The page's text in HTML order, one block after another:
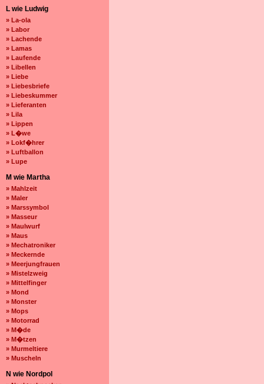
L wie Ludwig
» La-ola
» Labor
» Lachende
» Lamas
» Laufende
» Libellen
» Liebe
» Liebesbriefe
» Liebeskummer
» Lieferanten
» Lila
» Lippen
» L�we
» Lokf�hrer
» Luftballon
» Lupe
M wie Martha
» Mahlzeit
» Maler
» Marssymbol
» Masseur
» Maulwurf
» Maus
» Mechatroniker
» Meckernde
» Meerjungfrauen
» Mistelzweig
» Mittelfinger
» Mond
» Monster
» Mops
» Motorrad
» M�de
» M�tzen
» Murmeltiere
» Muscheln
N wie Nordpol